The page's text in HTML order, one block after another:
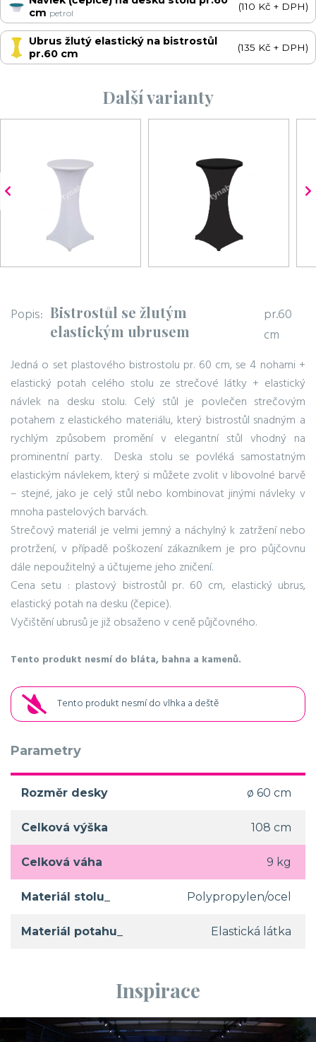
cm petrol
(110 Kč + DPH)
Ubrus žlutý elastický na bistrostůl
pr.60 cm
(135 Kč + DPH)
Další varianty
Popis: Bistrostůl se žlutým
elastickým ubrusem
pr.60
cm
Jedná o set plastového bistrostolu pr. 60 cm, se 4 nohami +
elastický potah celého stolu ze strečové látky + elastický
návlek na desku stolu. Celý stůl je povlečen strečovým
potahem z elastického materiálu, který bistrostůl snadným a
rychlým způsobem promění v elegantní stůl vhodný na
prominentní party. Deska stolu se povléká samostatným
elastickým návlekem, který si můžete zvolit v libovolné barvě
– stejné, jako je celý stůl nebo kombinovat jinými návleky v
mnoha pastelových barvách.
Strečový materiál je velmi jemný a náchylný k zatržení nebo
protržení, v případě poškození zákazníkem je pro půjčovnu
dále nepoužitelný a účtujeme jeho zničení.
Cena setu : plastový bistrostůl pr. 60 cm, elastický ubrus,
elastický potah na desku (čepice).
Vyčištění ubrusů je již obsaženo v ceně půjčovného.
Tento produkt nesmí do bláta, bahna a kamenů.
Tento produkt nesmí do vlhka a deště
Parametry
Rozměr desky ø 60 cm
Celková výška 108 cm
Celková váha 9 kg
Materiál stolu_ Polypropylen/ocel
Materiál potahu_ Elastická látka
Inspirace